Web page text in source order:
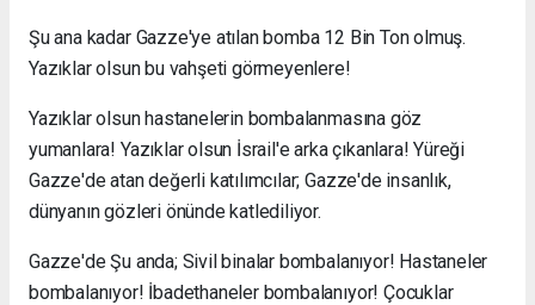
Şu ana kadar Gazze'ye atılan bomba 12 Bin Ton olmuş.
Yazıklar olsun bu vahşeti görmeyenlere!
Yazıklar olsun hastanelerin bombalanmasına göz
yumanlara! Yazıklar olsun İsrail'e arka çıkanlara! Yüreği
Gazze'de atan değerli katılımcılar; Gazze'de insanlık,
dünyanın gözleri önünde katlediliyor.
Gazze'de Şu anda; Sivil binalar bombalanıyor! Hastaneler
bombalanıyor! İbadethaneler bombalanıyor! Çocuklar